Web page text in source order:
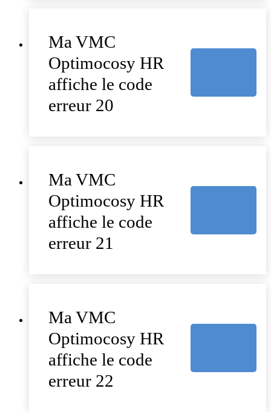
Ma VMC
Optimocosy HR
affiche le code
erreur 20
Ma VMC
Optimocosy HR
affiche le code
erreur 21
Ma VMC
Optimocosy HR
affiche le code
erreur 22